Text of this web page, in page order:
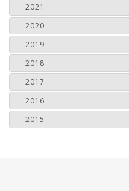
2021
2020
2019
2018
2017
2016
2015